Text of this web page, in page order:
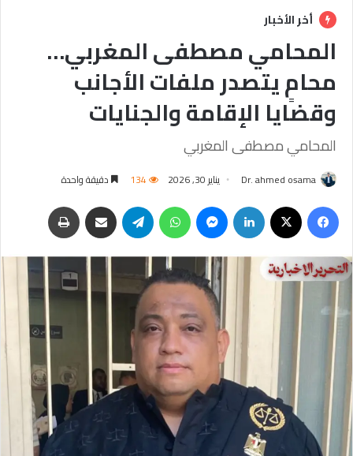
أخر الأخبار
المحامي مصطفى المغربي…
محامٍ يتصدر ملفات الأجانب
وقضايا الإقامة والجنايات
المحامي مصطفى المغربي
Dr. ahmed osama يناير 30, 2026 134 دقيقة واحدة